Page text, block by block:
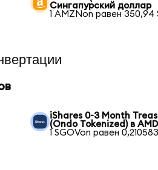
Сингапурский доллар
1 AMZNon равен 350,94
iShares 0-3 Month
(Ondo Tokenized) в
1 SGOVon равен